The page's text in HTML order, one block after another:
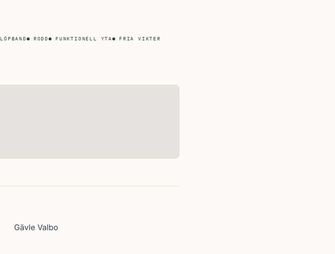
LÖPBAND RODD FUNKTIONELL YTA
FRIA VIKTER
Gävle Valbo